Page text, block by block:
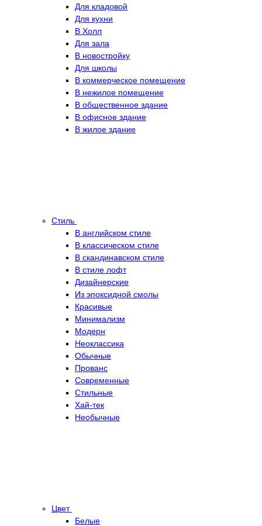
Для кладовой
Для кухни
В Холл
Для зала
В новостройку
Для школы
В коммерческое помещение
В нежилое помещение
В общественное здание
В офисное здание
В жилое здание
Стиль
В английском стиле
В классическом стиле
В скандинавском стиле
В стиле лофт
Дизайнерские
Из эпоксидной смолы
Красивые
Минимализм
Модерн
Неоклассика
Обычные
Прованс
Современные
Стильные
Хай-тек
Необычные
Цвет
Белые